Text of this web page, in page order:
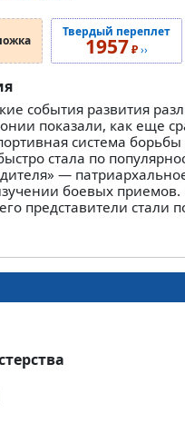
Твердый переплет
1957₽››
события развития
показали, как еще
система
стала по
—
боевых
представители стали